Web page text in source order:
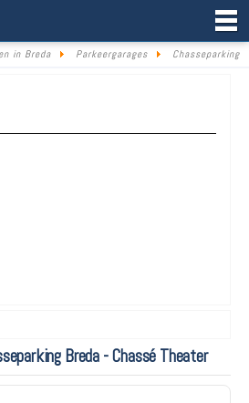
in Breda Parkeergarages Chasseparking
Breda - Chassé Theater